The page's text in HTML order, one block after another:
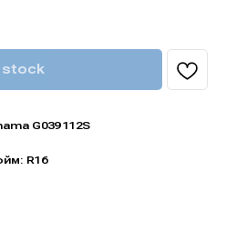
stock
G039 112S
R16